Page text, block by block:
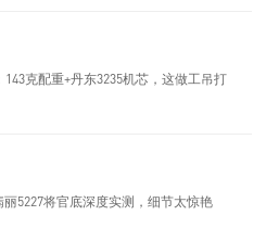
克配重+丹东3235机芯，这做工吊打
5227将官底深度实测，细节太惊艳